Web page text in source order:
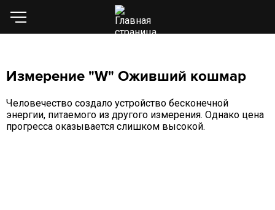
Измерение "W" Оживший кошмар
Человечество создало устройство бесконечной
энергии, питаемого из другого измерения. Однако цена
прогресса оказывается слишком высокой.